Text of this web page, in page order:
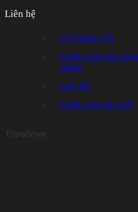
Liên hệ
Về Chúng Tôi
Chính sách giao dịch
chung
Liên Hệ
Chính sách bảo mật
Tripadvisor